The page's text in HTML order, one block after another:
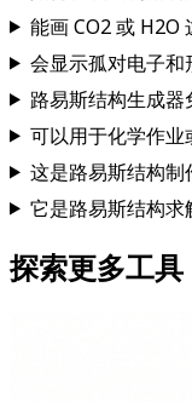
能画 CO2 或 H2O
会显示孤对电子和
路易斯结构生成器
可以用于化学作业
这是路易斯结构制
它是路易斯结构求
探索更多工具